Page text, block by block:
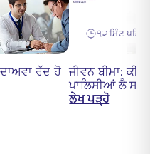
ਦਾਅਵਾ ਰੱਦ ਹੋ
੧੨ ਮਿੰਟ
ਜੀਵਨ ਬੀਮਾ: ਕੀ
ਪਾਲਿਸੀਆਂ ਲੈ
ਲੇਖ ਪੜ੍ਹੋ